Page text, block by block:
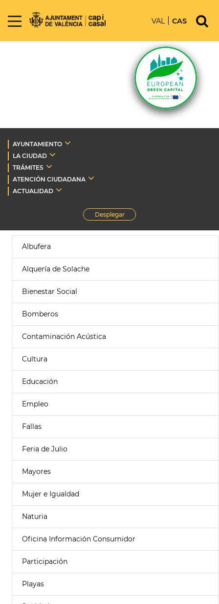
VAL CAS
AYUNTAMIENTO
LA CIUDAD
TRÁMITES
ATENCIÓN CIUDADANA
ACTUALIDAD
Desplegar
Albufera
Alquería de Solache
Bienestar Social
Bomberos
Contaminación Acústica
Cultura
Educación
Empleo
Fallas
Feria de Julio
Mayores
Mujer e Igualdad
Naturia
Oficina Información Consumidor
Participación
Playas